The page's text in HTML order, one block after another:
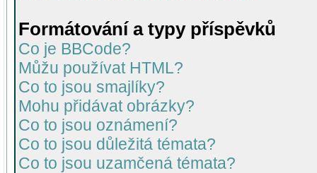
Formátování a typy příspěvků
Co je BBCode?
Můžu používat HTML?
Co to jsou smajlíky?
Mohu přidávat obrázky?
Co to jsou oznámení?
Co to jsou důležitá témata?
Co to jsou uzamčená témata?